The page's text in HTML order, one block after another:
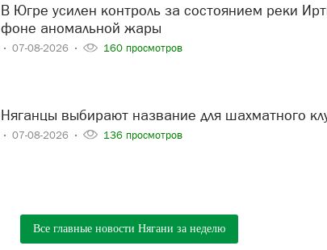
В Югре усилен контроль за состоянием реки Иртыш на
фоне аномальной жары
07-08-2026 160 просмотров
Няганцы выбирают название для шахматного
07-08-2026 136 просмотров
Все главные новости Нягани за неделю